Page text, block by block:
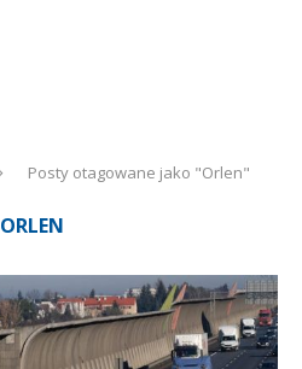
Posty otagowane jako "Orlen"
ORLEN